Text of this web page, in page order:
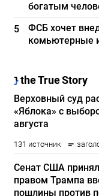
богатым
5
ФСБ хочет
комьютерные